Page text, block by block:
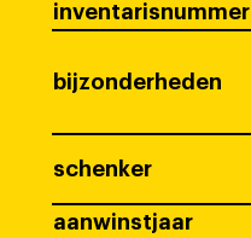
inventarisnummer
bijzonderheden
schenker
aanwinstjaar